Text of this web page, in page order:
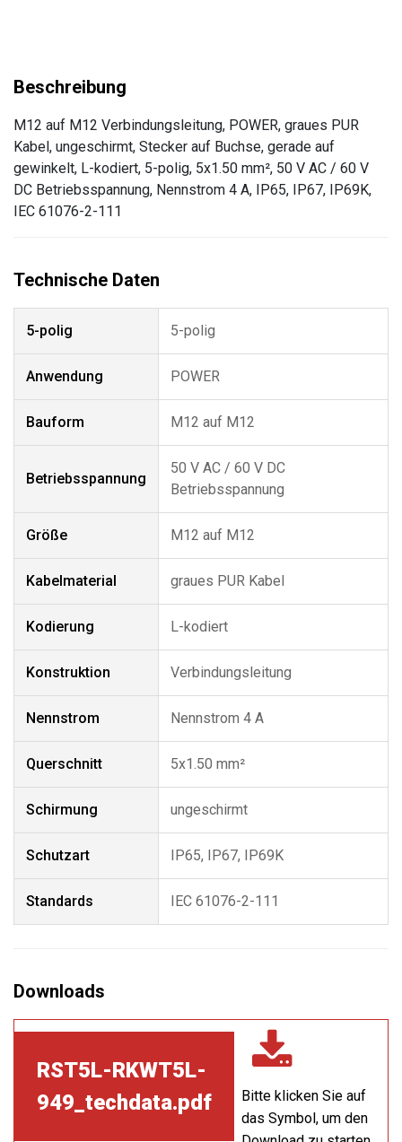
M12 auf M12 Verbindungsleitung, POWER, graues PUR
Kabel, ungeschirmt, Stecker auf Buchse, gerade auf
gewinkelt, L-kodiert, 5-polig, 5x1.50 mm², 50 V AC / 60 V
DC Betriebsspannung, Nennstrom 4 A, IP65, IP67, IP69K,
IEC 61076-2-111
5-polig 5-polig
Anwendung POWER
Bauform M12 auf M12
Betriebsspannung
50 V AC / 60 V DC
Betriebsspannung
Größe M12 auf M12
Kabelmaterial graues PUR Kabel
Kodierung L-kodiert
Konstruktion Verbindungsleitung
Nennstrom Nennstrom 4 A
Querschnitt 5x1.50 mm²
Schirmung ungeschirmt
Schutzart IP65, IP67, IP69K
Standards IEC 61076-2-111
RST5L-RKWT5L-
949_techdata.pdf
Bitte klicken Sie auf
das Symbol, um den